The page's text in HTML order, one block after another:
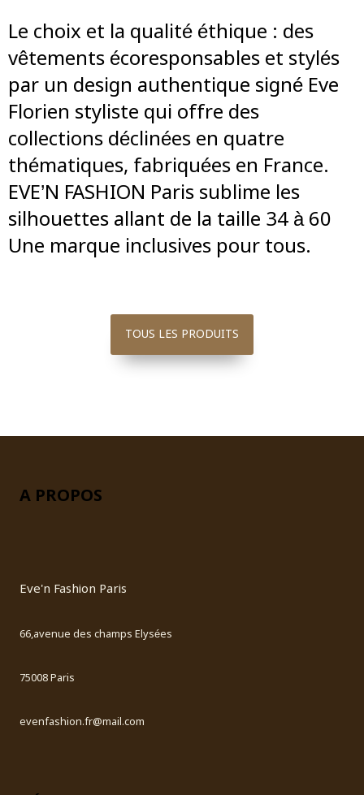
Le choix et la qualité éthique : des
vêtements écoresponsables et stylés
par un design authentique signé Eve
Florien styliste qui offre des
collections déclinées en quatre
thématiques, fabriquées en France.
EVE’N FASHION Paris sublime les
silhouettes allant de la taille 34 à 60
Une marque inclusives pour tous.
TOUS LES PRODUITS
A PROPOS
Eve'n Fashion Paris
66,avenue des champs Elysées
75008 Paris
evenfashion.fr@mail.com